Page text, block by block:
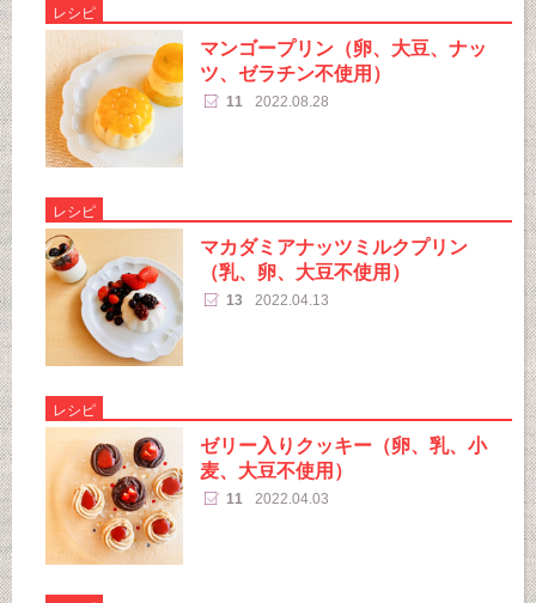
レシピ
マンゴープリン（卵、大豆、ナッ
ツ、ゼラチン不使用）
11 2022.08.28
レシピ
マカダミアナッツミルクプリン
（乳、卵、大豆不使用）
13 2022.04.13
レシピ
ゼリー入りクッキー（卵、乳、小
麦、大豆不使用）
11 2022.04.03